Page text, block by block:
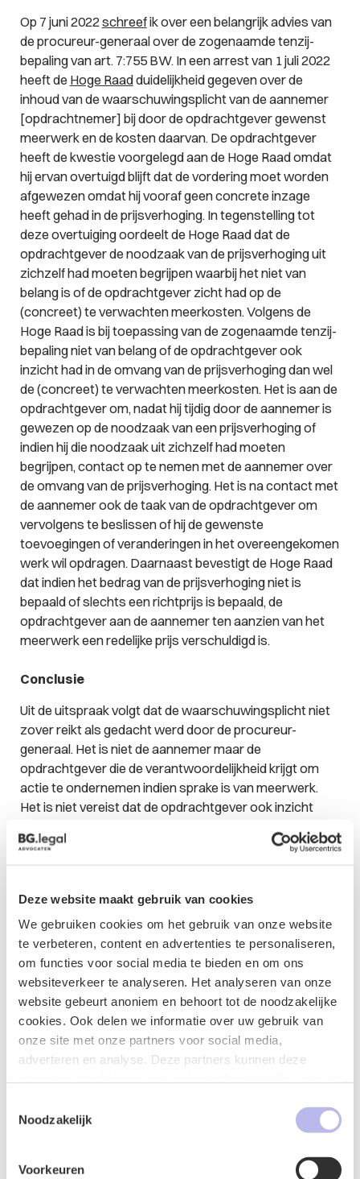
Deze website maakt gebruik van cookies
We gebruiken cookies om het gebruik van onze website
te verbeteren, content en advertenties te personaliseren,
om functies voor social media te bieden en om ons
websiteverkeer te analyseren. Het analyseren van onze
website gebeurt anoniem en behoort tot de noodzakelijke
cookies. Ook delen we informatie over uw gebruik van
onze site met onze partners voor social media,
adverteren en analyse. Deze partners kunnen deze
uw gebruik van hun services.
Noodzakelijk
Voorkeuren
Op 7 juni 2022 schreefik over een belangrijk advies van
de procureur-generaal over de zogenaamde tenzij-
bepaling van art. 7:755 BW. In een arrest van 1 juli 2022
heeft de Hoge Raadduidelijkheid gegeven over de
inhoud van de waarschuwingsplicht van de aannemer
[opdrachtnemer] bij door de opdrachtgever gewenst
meerwerk en de kosten daarvan. De opdrachtgever
heeft de kwestie voorgelegd aan de Hoge Raad omdat
hij ervan overtuigd blijft dat de vordering moet worden
afgewezen omdat hij vooraf geen concrete inzage
heeft gehad in de prijsverhoging. In tegenstelling tot
deze overtuiging oordeelt de Hoge Raad dat de
opdrachtgever de noodzaak van de prijsverhoging uit
zichzelf had moeten begrijpen waarbij het niet van
belang is of de opdrachtgever zicht had op de
(concreet) te verwachten meerkosten. Volgens de
Hoge Raad is bij toepassing van de zogenaamde tenzij-
bepaling niet van belang of de opdrachtgever ook
inzicht had in de omvang van de prijsverhoging dan wel
de (concreet) te verwachten meerkosten. Het is aan de
opdrachtgever om, nadat hij tijdig door de aannemer is
gewezen op de noodzaak van een prijsverhoging of
indien hij die noodzaak uit zichzelf had moeten
begrijpen, contact op te nemen met de aannemer over
de omvang van de prijsverhoging. Het is na contact met
de aannemer ook de taak van de opdrachtgever om
vervolgens te beslissen of hij de gewenste
toevoegingen of veranderingen in het overeengekomen
werk wil opdragen. Daarnaast bevestigt de Hoge Raad
dat indien het bedrag van de prijsverhoging niet is
bepaald of slechts een richtprijs is bepaald, de
opdrachtgever aan de aannemer ten aanzien van het
meerwerk een redelijke prijs verschuldigd is.
Conclusie
Uit de uitspraak volgt dat de waarschuwingsplicht niet
zover reikt als gedacht werd door de procureur-
generaal. Het is niet de aannemer maar de
opdrachtgever die de verantwoordelijkheid krijgt om
actie te ondernemen indien sprake is van meerwerk.
Het is niet vereist dat de opdrachtgever ook inzicht
in dat opdrachtgevers zelf bij de aannemer dienen te
informeren naar de omvang van de noodzakelijke
mogelijk is om een concrete prijs te noemen, kan een
aannemer aanspraak maken op vergoeding van een
redelijke prijs.
Contactformulier